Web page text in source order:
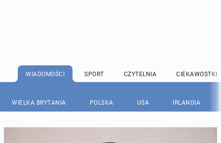
WIADOMOŚCI SPORT CZYTELNIA CIEKAWOSTKI
WIELKA BRYTANIA POLSKA USA IRLANDIA